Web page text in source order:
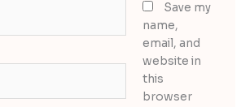
Save my
name,
email, and
website in
this
browser